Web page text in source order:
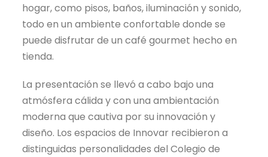
hogar, como pisos, baños, iluminación y sonido,
todo en un ambiente confortable donde se
puede disfrutar de un café gourmet hecho en
tienda.
La presentación se llevó a cabo bajo una
atmósfera cálida y con una ambientación
moderna que cautiva por su innovación y
diseño. Los espacios de Innovar recibieron a
distinguidas personalidades del Colegio de